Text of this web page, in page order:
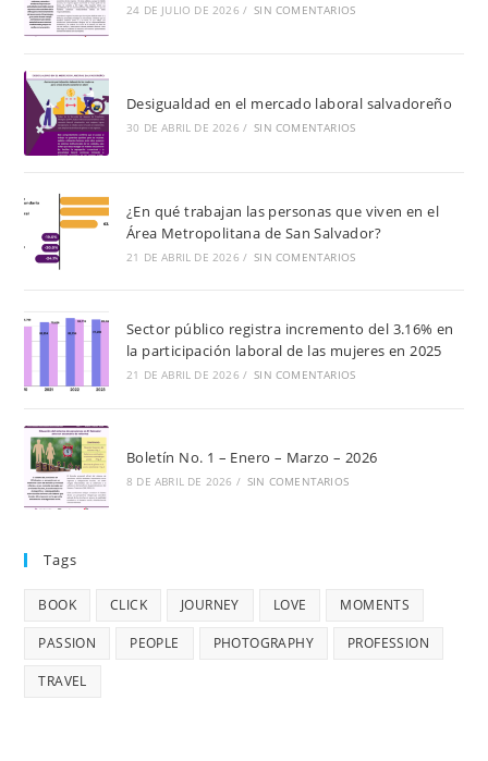
24 DE JULIO DE 2026 / SIN COMENTARIOS
Desigualdad en el mercado laboral salvadoreño
30 DE ABRIL DE 2026 / SIN COMENTARIOS
¿En qué trabajan las personas que viven en el
Área Metropolitana de San Salvador?
21 DE ABRIL DE 2026 / SIN COMENTARIOS
Sector público registra incremento del 3.16% en
la participación laboral de las mujeres en 2025
21 DE ABRIL DE 2026 / SIN COMENTARIOS
Boletín No. 1 – Enero – Marzo – 2026
8 DE ABRIL DE 2026 / SIN COMENTARIOS
Tags
BOOK CLICK JOURNEY LOVE MOMENTS
PASSION PEOPLE PHOTOGRAPHY PROFESSION
TRAVEL